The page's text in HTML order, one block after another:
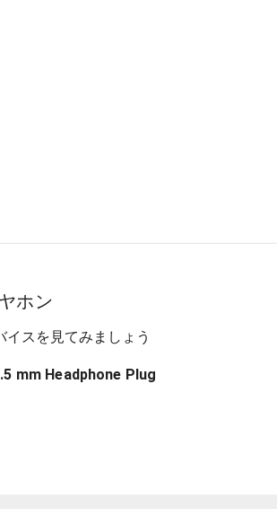
ホン
スを見てみましょう
mm Headphone Plug